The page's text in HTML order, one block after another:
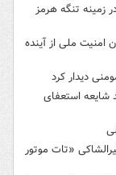
زمینه تنگه هرمز
ملی از آینده
دیدار کرد
استعفای
«تات موتور